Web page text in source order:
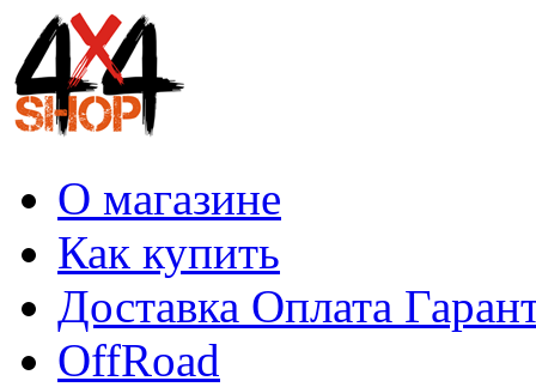
О магазине
Как купить
Доставка Оплата
OffRoad